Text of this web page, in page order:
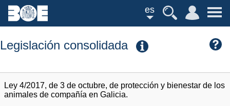
es
Legislación consolidada
Ley 4/2017, de 3 de octubre, de protección y bienestar de los
animales de compañía en Galicia.